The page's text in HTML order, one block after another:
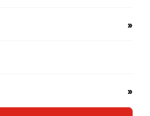
»
»